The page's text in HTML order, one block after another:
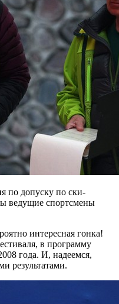
по допуску по ски-
ведущие спортсмены
интересная гонка!
в программу
года. И, надеемся,
результатами.